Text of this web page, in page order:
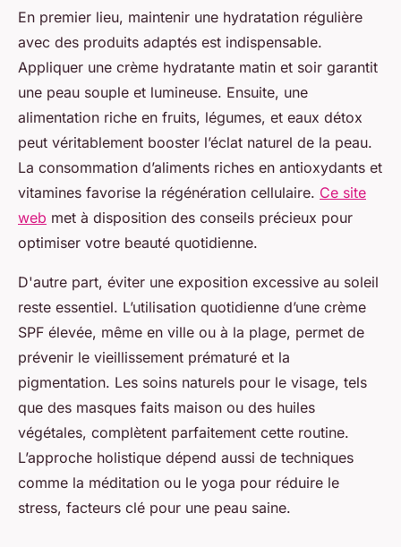
En premier lieu, maintenir une hydratation régulière
avec des produits adaptés est indispensable.
Appliquer une crème hydratante matin et soir garantit
une peau souple et lumineuse. Ensuite, une
alimentation riche en fruits, légumes, et eaux détox
peut véritablement booster l’éclat naturel de la peau.
La consommation d’aliments riches en antioxydants et
vitamines favorise la régénération cellulaire. Ce site
web met à disposition des conseils précieux pour
optimiser votre beauté quotidienne.
D'autre part, éviter une exposition excessive au soleil
reste essentiel. L’utilisation quotidienne d’une crème
SPF élevée, même en ville ou à la plage, permet de
prévenir le vieillissement prématuré et la
pigmentation. Les soins naturels pour le visage, tels
que des masques faits maison ou des huiles
végétales, complètent parfaitement cette routine.
L’approche holistique dépend aussi de techniques
comme la méditation ou le yoga pour réduire le
stress, facteurs clé pour une peau saine.